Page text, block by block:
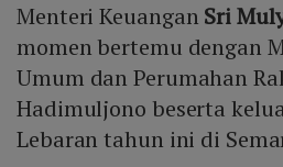
Menteri Keuangan Sri
momen bertemu dengan
Umum dan Perumahan
Hadimuljono beserta
Lebaran tahun ini di